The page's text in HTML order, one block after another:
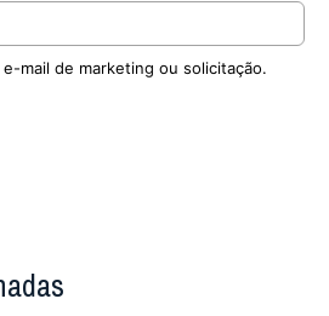
mail de marketing ou solicitação.